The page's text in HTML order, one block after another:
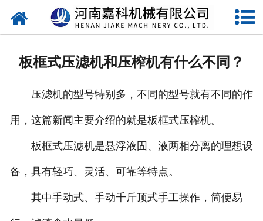
网站首页
压榨机导购图
板框式压滤机和压榨机有什么不同？
压滤机的型号特别多，不同的型号就有不同的作
用，这篇新闻主要介绍的就是板框式压榨机。
板框式压滤机是悬浮液固、液两相分离的理想设
备，具有轻巧、灵活、可靠等特点。
其中手动式、手动千斤顶式手工操作，简便易